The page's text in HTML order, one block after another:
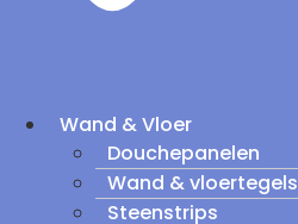
Wand & Vloer
Douchepanelen
Wand & vloertegels
Steenstrips